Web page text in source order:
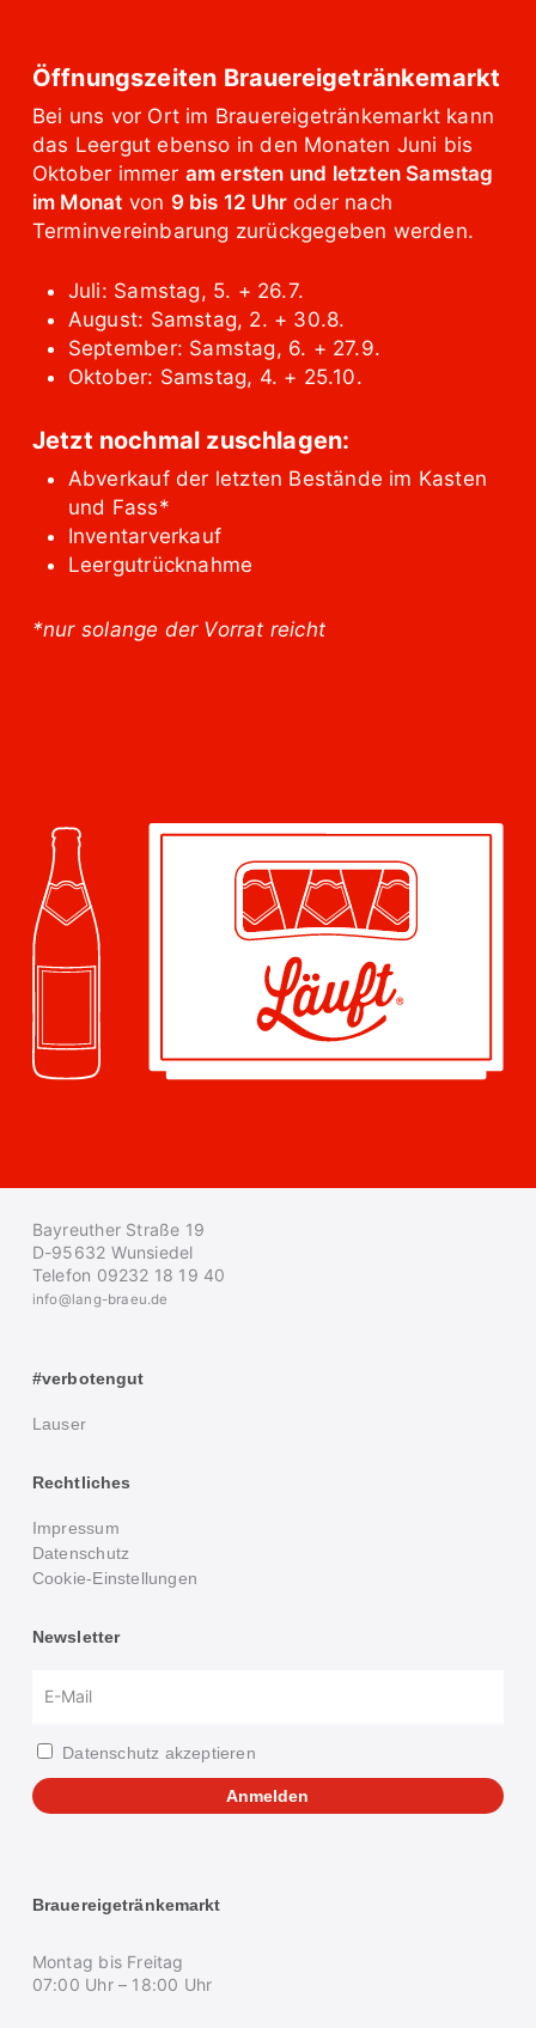
Öffnungszeiten Brauereigetränkemarkt
Bei uns vor Ort im Brauereigetränkemarkt kann
das Leergut ebenso in den Monaten Juni bis
Oktober immer am ersten und letzten Samstag
im Monat von 9 bis 12 Uhr oder nach
Terminvereinbarung zurückgegeben werden.
Juli: Samstag, 5. + 26.7.
August: Samstag, 2. + 30.8.
September: Samstag, 6. + 27.9.
Oktober: Samstag, 4. + 25.10.
Jetzt nochmal zuschlagen:
Abverkauf der letzten Bestände im Kasten
und Fass*
Inventarverkauf
Leergutrücknahme
*nur solange der Vorrat reicht
Bayreuther Straße 19
D-95632 Wunsiedel
Telefon 09232 18 19 40
info@lang-braeu.de
#verbotengut
Lauser
Rechtliches
Impressum
Datenschutz
Cookie-Einstellungen
Newsletter
Datenschutz akzeptieren
Anmelden
Brauereigetränkemarkt
Montag bis Freitag
07:00 Uhr – 18:00 Uhr